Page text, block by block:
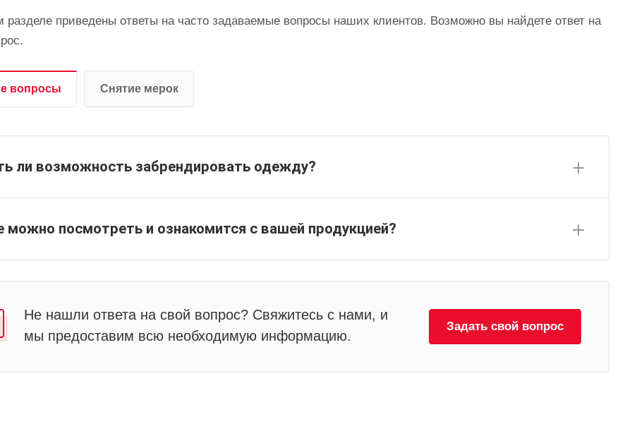
разделе приведены ответы на часто задаваемые вопросы наших клиентов. Возможно вы найдете ответ на
вопросы Снятие мерок
ли возможность забрендировать одежду?
можно посмотреть и ознакомится с вашей продукцией?
Не нашли ответа на свой вопрос? Свяжитесь с нами, и
мы предоставим всю необходимую информацию.
Задать свой вопрос